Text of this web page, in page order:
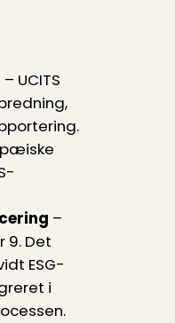
– UCITS
–
9. Det
ESG-
i